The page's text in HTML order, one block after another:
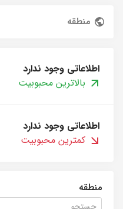
منطقه
اطلاعاتی وجود ندارد
بالاترین محبوبیت
اطلاعاتی وجود ندارد
کمترین محبوبیت
منطقه